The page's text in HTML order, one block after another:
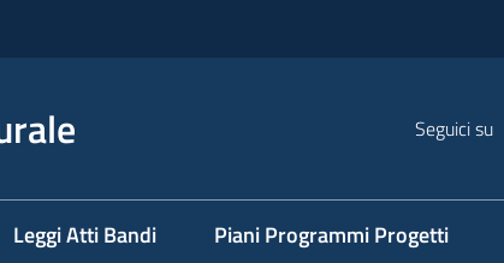
Seguici su
Leggi Atti Bandi Piani Programmi Progetti